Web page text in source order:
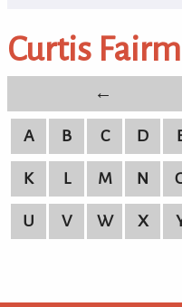
Curtis
bildende Künstler
←
A B C D
K L M N
U V W X